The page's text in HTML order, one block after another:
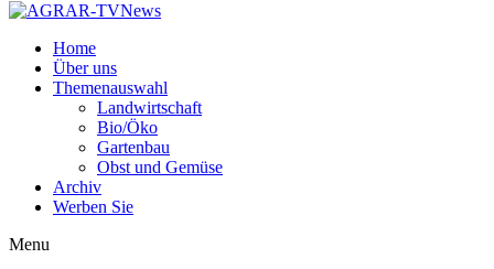
Home
Über uns
Themenauswahl
Landwirtschaft
Bio/Öko
Gartenbau
Obst und Gemüse
Archiv
Werben Sie
Menu